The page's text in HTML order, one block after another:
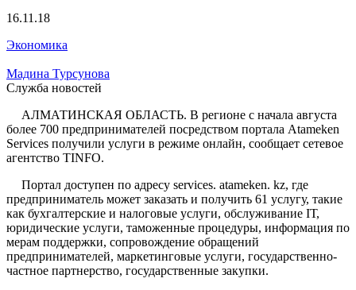
16.11.18
Экономика
Мадина Турсунова
Служба новостей
АЛМАТИНСКАЯ ОБЛАСТЬ. В регионе с начала августа
более 700 предпринимателей посредством портала Atameken
Services получили услуги в режиме онлайн, сообщает сетевое
агентство TINFO.
Портал доступен по адресу services. atameken. kz, где
предприниматель может заказать и получить 61 услугу, такие
как бухгалтерские и налоговые услуги, обслуживание IТ,
юридические услуги, таможенные процедуры, информация по
мерам поддержки, сопровождение обращений
предпринимателей, маркетинговые услуги, государственно-
частное партнерство, государственные закупки.